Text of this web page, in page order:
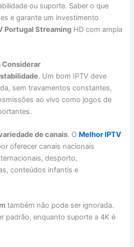
ou suporte. Saber o que
e garante um investimento
Portugal Streaming HD com ampla
Considerar
. Um bom IPTV deve
sem travamentos constantes,
ao vivo como jogos de
de canais. O Melhor IPTV
oferecer canais nacionais
desporto,
conteúdos infantis e
também não pode ser ignorada.
padrão, enquanto suporte a 4K é